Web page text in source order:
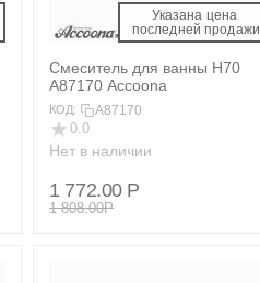
Указана цена
последней продажи
Смеситель для ванны H70
A87170 Accoona
КОД: A87170
0.0
Нет в наличии
1 772.00 Р
1 808.00Р